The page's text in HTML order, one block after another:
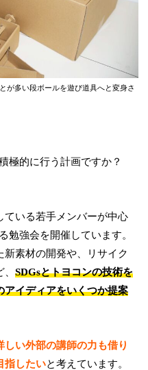
が多い段ボールを遊び道具へと変身さ
極的に行う計画ですか？
ている若手メンバーが中心
勉強会を開催しています。
素材の開発や、リサイク
、SDGsとトヨコンの技術を
アイディアをいくつか提案
しい外部の講師の力も借り
指したいと考えています。